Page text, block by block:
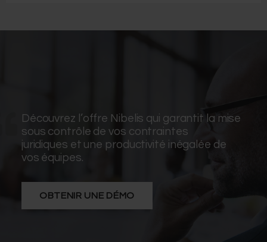
Découvrez l’offre Nibelis qui garantit la mise
sous contrôle de vos contraintes
juridiques et une productivité inégalée de
vos équipes.
OBTENIR UNE DÉMO